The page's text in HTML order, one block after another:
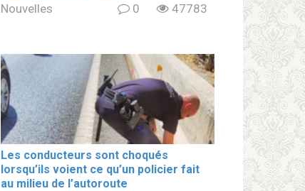
Nouvelles 0 47783
Les conducteurs sont choqués
lorsqu’ils voient ce qu’un policier fait
au milieu de l’autoroute